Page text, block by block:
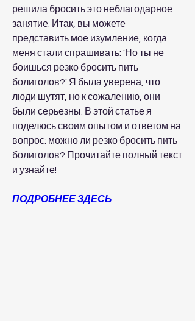
решила бросить это неблагодарное
занятие. Итак, вы можете
представить мое изумление, когда
меня стали спрашивать: 'Но ты не
боишься резко бросить пить
болиголов?' Я была уверена, что
люди шутят, но к сожалению, они
были серьезны. В этой статье я
поделюсь своим опытом и ответом на
вопрос: можно ли резко бросить пить
болиголов? Прочитайте полный текст
и узнайте!
ПОДРОБНЕЕ ЗДЕСЬ